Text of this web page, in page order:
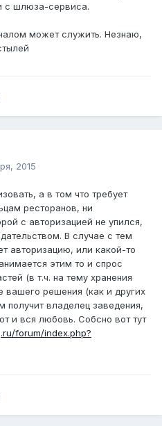
с шлюза-сервиса.
может служить. Незнаю,
2015
а в том что требует
ресторанов, ни
с авторизацией не упился,
В случае с тем
авторизацию, или какой-то
этим то и спрос
(в т.ч. на тему хранения
вашего решения (как и других
получит владелец заведения,
и вся любовь. Собсно вот тут
forum/index.php?